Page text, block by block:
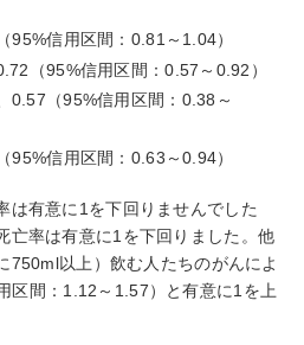
95%信用区間：0.81～1.04）
（95%信用区間：0.57～0.92）
0.57（95%信用区間：0.38～
95%信用区間：0.63～0.94）
は有意に1を下回りませんでした
亡率は有意に1を下回りました。他
750ml以上）飲む人たちのがんによ
区間：1.12～1.57）と有意に1を上